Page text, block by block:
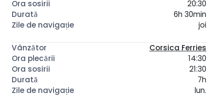
20:30
6h 30min
joi
Corsica Ferries
14:30
21:30
7h
lun.